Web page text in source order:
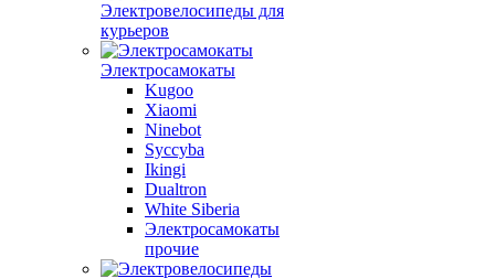
Электровелосипеды для
курьеров
Электросамокаты
Kugoo
Xiaomi
Ninebot
Syccyba
Ikingi
Dualtron
White Siberia
Электросамокаты
прочие